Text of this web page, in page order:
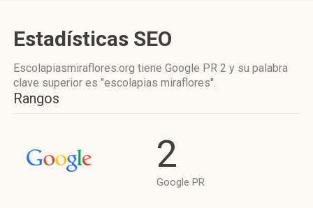
Estadísticas SEO
Escolapiasmiraflores.org tiene Google PR 2 y su palabra
clave superior es "escolapias miraflores".
Rangos
2
Google PR